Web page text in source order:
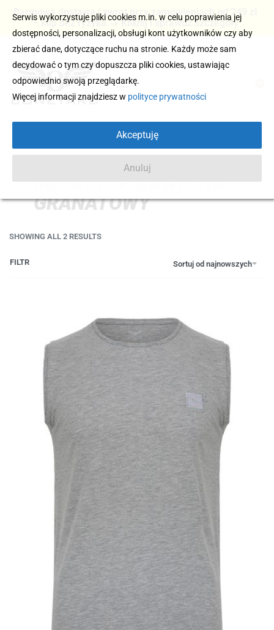
Darmowa dostawa i zwrot przy zamówieniach od 249 zł
– kup bez ryzyka → Kliknij i sprawdź szczegóły
MĘSKI TOP BAWEŁNA
GRANATOWY
SHOWING ALL 2 RESULTS
Sortuj od najnowszych
FILTR
Serwis wykorzystuje pliki cookies m.in. w celu poprawienia jej
dostępności, personalizacji, obsługi kont użytkowników czy aby
zbierać dane, dotyczące ruchu na stronie. Każdy może sam
decydować o tym czy dopuszcza pliki cookies, ustawiając
odpowiednio swoją przeglądarkę.
Więcej informacji znajdziesz w polityce prywatności
Akceptuję
Anuluj